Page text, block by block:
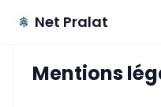
Net Pralat
Mentions